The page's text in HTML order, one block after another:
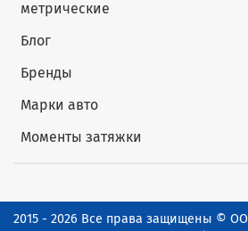
метрические
Блог
Бренды
Марки авто
Моменты затяжки
2015 - 2026 Все права защищены ©